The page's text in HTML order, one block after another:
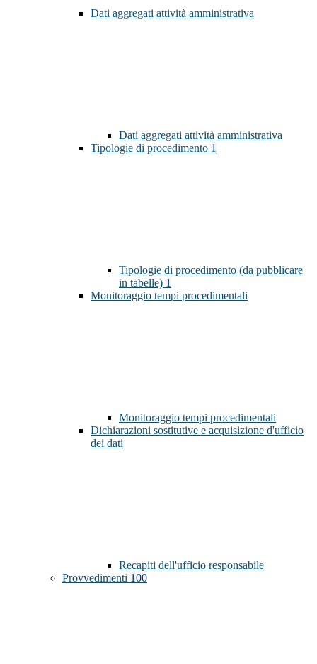
Dati aggregati attività amministrativa
Dati aggregati attività amministrativa
Tipologie di procedimento 1
Tipologie di procedimento (da pubblicare
in tabelle) 1
Monitoraggio tempi procedimentali
Monitoraggio tempi procedimentali
Dichiarazioni sostitutive e acquisizione d'ufficio
dei dati
Recapiti dell'ufficio responsabile
Provvedimenti 100